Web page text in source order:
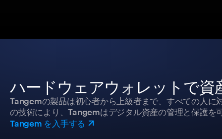
ハードウェアウォレットで資
Tangemの製品は初心者から上級者まで、すべての人に
の技術により、Tangemはデジタル資産の管理と保護を
Tangem を入手する